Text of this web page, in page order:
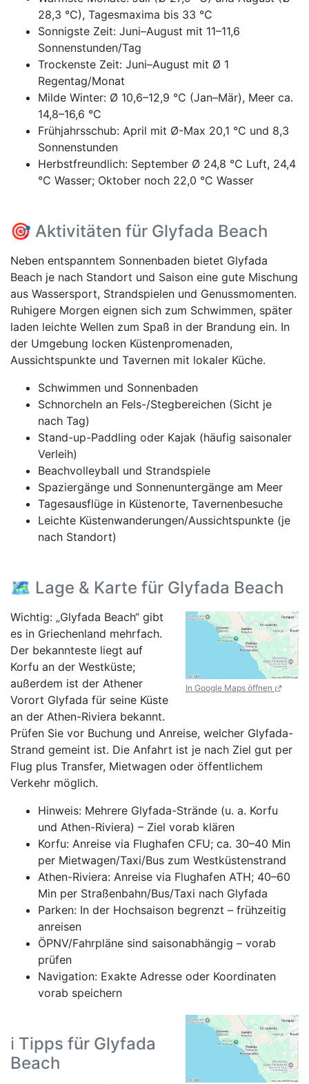
28,3 °C), Tagesmaxima bis 33 °C
Sonnigste Zeit: Juni–August mit 11–11,6
Sonnenstunden/Tag
Trockenste Zeit: Juni–August mit Ø 1
Regentag/Monat
Milde Winter: Ø 10,6–12,9 °C (Jan–Mär), Meer ca.
14,8–16,6 °C
Frühjahrsschub: April mit Ø-Max 20,1 °C und 8,3
Sonnenstunden
Herbstfreundlich: September Ø 24,8 °C Luft, 24,4
°C Wasser; Oktober noch 22,0 °C Wasser
🎯 Aktivitäten für Glyfada Beach
Neben entspanntem Sonnenbaden bietet Glyfada
Beach je nach Standort und Saison eine gute Mischung
aus Wassersport, Strandspielen und Genussmomenten.
Ruhigere Morgen eignen sich zum Schwimmen, später
laden leichte Wellen zum Spaß in der Brandung ein. In
der Umgebung locken Küstenpromenaden,
Aussichtspunkte und Tavernen mit lokaler Küche.
Schwimmen und Sonnenbaden
Schnorcheln an Fels-/Stegbereichen (Sicht je
nach Tag)
Stand-up-Paddling oder Kajak (häufig saisonaler
Verleih)
Beachvolleyball und Strandspiele
Spaziergänge und Sonnenuntergänge am Meer
Tagesausflüge in Küstenorte, Tavernenbesuche
Leichte Küstenwanderungen/Aussichtspunkte (je
nach Standort)
🗺️ Lage & Karte für Glyfada Beach
In Google Maps öffnen
Wichtig: „Glyfada Beach“ gibt
es in Griechenland mehrfach.
Der bekannteste liegt auf
Korfu an der Westküste;
außerdem ist der Athener
Vorort Glyfada für seine Küste
an der Athen-Riviera bekannt.
Prüfen Sie vor Buchung und Anreise, welcher Glyfada-
Strand gemeint ist. Die Anfahrt ist je nach Ziel gut per
Flug plus Transfer, Mietwagen oder öffentlichem
Verkehr möglich.
Hinweis: Mehrere Glyfada-Strände (u. a. Korfu
und Athen-Riviera) – Ziel vorab klären
Korfu: Anreise via Flughafen CFU; ca. 30–40 Min
per Mietwagen/Taxi/Bus zum Westküstenstrand
Athen-Riviera: Anreise via Flughafen ATH; 40–60
Min per Straßenbahn/Bus/Taxi nach Glyfada
Parken: In der Hochsaison begrenzt – frühzeitig
anreisen
ÖPNV/Fahrpläne sind saisonabhängig – vorab
prüfen
Navigation: Exakte Adresse oder Koordinaten
vorab speichern
ℹ️ Tipps für Glyfada
Beach